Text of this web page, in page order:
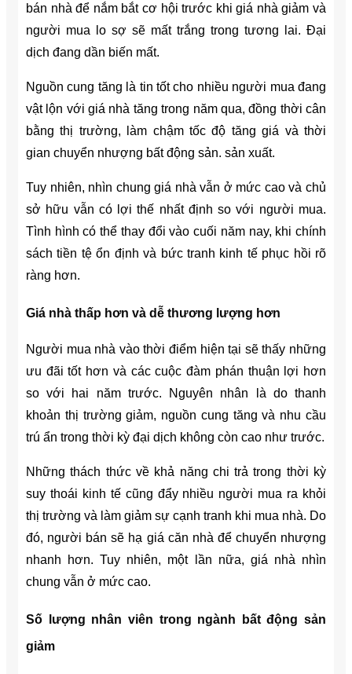
bán nhà để nắm bắt cơ hội trước khi giá nhà giảm và
người mua lo sợ sẽ mất trắng trong tương lai. Đại
dịch đang dần biến mất.
Nguồn cung tăng là tin tốt cho nhiều người mua đang
vật lộn với giá nhà tăng trong năm qua, đồng thời cân
bằng thị trường, làm chậm tốc độ tăng giá và thời
gian chuyển nhượng bất động sản. sản xuất.
Tuy nhiên, nhìn chung giá nhà vẫn ở mức cao và chủ
sở hữu vẫn có lợi thế nhất định so với người mua.
Tình hình có thể thay đổi vào cuối năm nay, khi chính
sách tiền tệ ổn định và bức tranh kinh tế phục hồi rõ
ràng hơn.
Giá nhà thấp hơn và dễ thương lượng hơn
Người mua nhà vào thời điểm hiện tại sẽ thấy những
ưu đãi tốt hơn và các cuộc đàm phán thuận lợi hơn
so với hai năm trước. Nguyên nhân là do thanh
khoản thị trường giảm, nguồn cung tăng và nhu cầu
trú ẩn trong thời kỳ đại dịch không còn cao như trước.
Những thách thức về khả năng chi trả trong thời kỳ
suy thoái kinh tế cũng đẩy nhiều người mua ra khỏi
thị trường và làm giảm sự cạnh tranh khi mua nhà. Do
đó, người bán sẽ hạ giá căn nhà để chuyển nhượng
nhanh hơn. Tuy nhiên, một lần nữa, giá nhà nhìn
chung vẫn ở mức cao.
Số lượng nhân viên trong ngành bất động sản
giảm